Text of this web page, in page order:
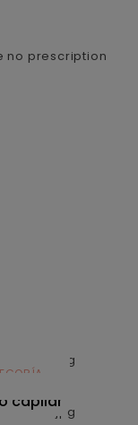
no prescription
capilar